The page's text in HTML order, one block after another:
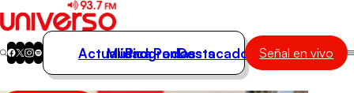
Actualidad
Música
Programas
Podcasts
Destacados Señal en vivo